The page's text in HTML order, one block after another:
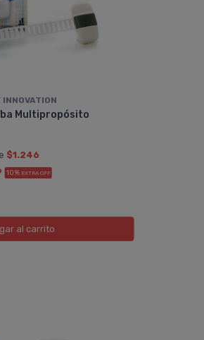
INNOVATION
Multipropósito
$1.246
10% EXTRA OFF
al carrito